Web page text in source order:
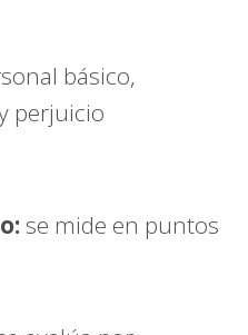
básico,
perjuicio
se mide en puntos